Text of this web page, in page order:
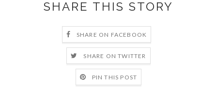
SHARE THIS STORY
SHARE ON FACEBOOK
SHARE ON TWITTER
PIN THIS POST